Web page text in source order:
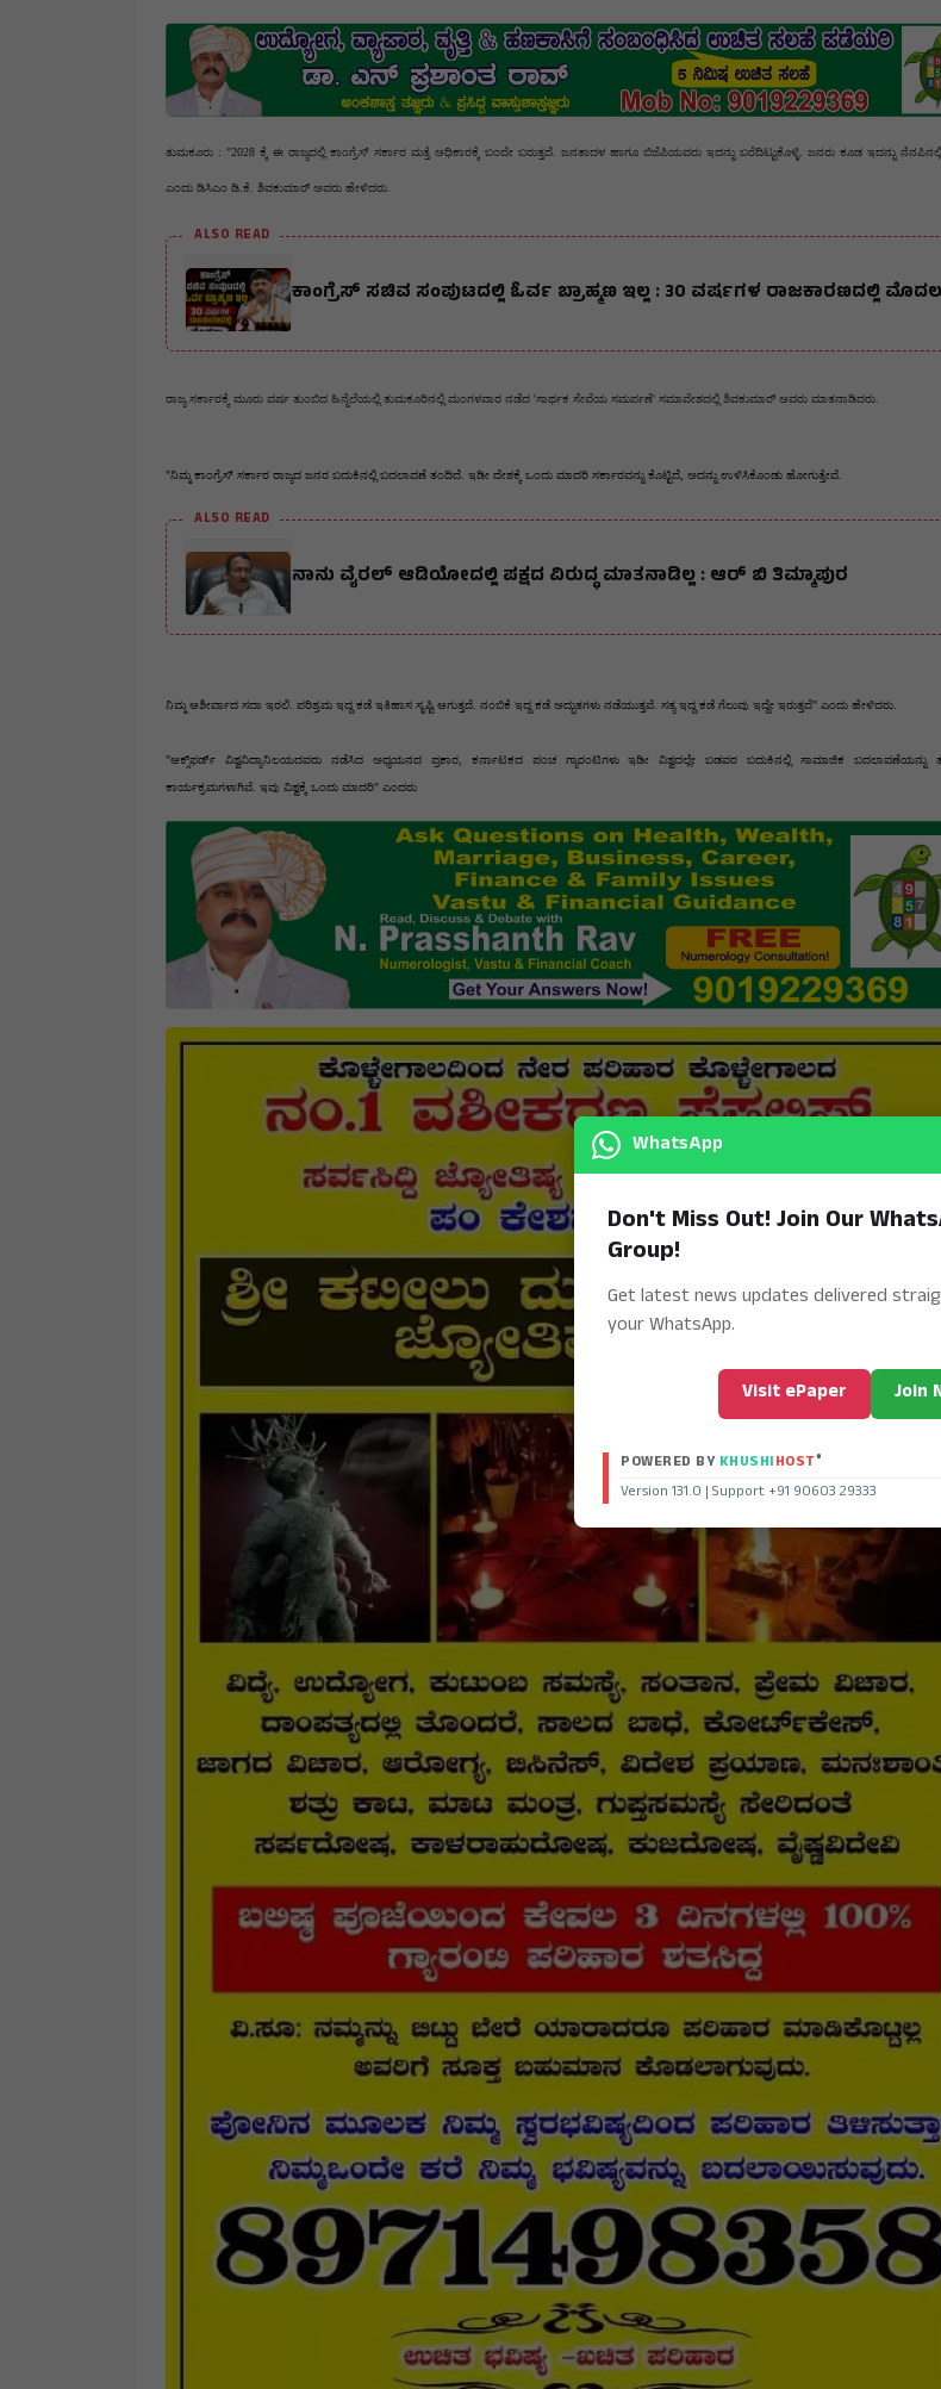
ತುಮಕೂರು : "2028 ಕ್ಕೆ ಈ ರಾಜ್ಯದಲ್ಲಿ ಕಾಂಗ್ರೆಸ್ ಸರ್ಕಾರ ಮತ್ತೆ ಅಧಿಕಾರಕ್ಕೆ ಬಂದೇ ಬರುತ್ತದೆ. ಜನತಾದಳ ಹಾಗೂ ಬಿಜೆಪಿಯವರು ಇದನ್ನು ಬರೆದಿಟ್ಟುಕೊಳ್ಳಿ‌. ಜನರು ಕೂಡ ಇದನ್ನು ನೆನಪಿನಲ್ಲಿಟ್ಟುಕೊಳ್ಳಿ"
ಎಂದು ಡಿಸಿಎಂ ಡಿ.ಕೆ‌. ಶಿವಕುಮಾರ್ ಅವರು ಹೇಳಿದರು.
ALSO READ
ಕಾಂಗ್ರೆಸ್ ಸಚಿವ ಸಂಪುಟದಲ್ಲಿ ಓರ್ವ ಬ್ರಾಹ್ಮಣ ಇಲ್ಲ : 30 ವರ್ಷಗಳ ರಾಜಕಾರಣದಲ್ಲಿ
ರಾಜ್ಯ ಸರ್ಕಾರಕ್ಕೆ ಮೂರು ವರ್ಷ ತುಂಬಿದ ಹಿನ್ನೆಲೆಯಲ್ಲಿ ತುಮಕೂರಿನಲ್ಲಿ ಮಂಗಳವಾರ ನಡೆದ 'ಸಾರ್ಥಕ ಸೇವೆಯ ಸಮರ್ಪಣೆ' ಸಮಾವೇಶದಲ್ಲಿ ಶಿವಕುಮಾರ್ ಅವರು ಮಾತನಾಡಿದರು.
"ನಿಮ್ಮ ಕಾಂಗ್ರೆಸ್ ಸರ್ಕಾರ ರಾಜ್ಯದ ಜನರ ಬದುಕಿನಲ್ಲಿ ಬದಲಾವಣೆ ತಂದಿದೆ. ಇಡೀ ದೇಶಕ್ಕೆ ಒಂದು ಮಾದರಿ ಸರ್ಕಾರವನ್ನು ಕೊಟ್ಟಿದೆ, ಅದನ್ನು ಉಳಿಸಿಕೊಂಡು ಹೋಗುತ್ತೇವೆ.
ALSO READ
ನಾನು ವೈರಲ್ ಆಡಿಯೋದಲ್ಲಿ ಪಕ್ಷದ ವಿರುದ್ಧ ಮಾತನಾಡಿಲ್ಲ : ಆರ್ ಬಿ ತಿಮ್ಮಾಪುರ
"ಆಕ್ಸ್‌ಫರ್ಡ್ ವಿಶ್ವವಿದ್ಯಾನಿಲಯದವರು ನಡೆಸಿದ ಅಧ್ಯಯನದ ಪ್ರಕಾರ, ಕರ್ನಾಟಕದ ಪಂಚ ಗ್ಯಾರಂಟಿಗಳು ಇಡೀ ವಿಶ್ವದಲ್ಲೇ ಬಡವರ ಬದುಕಿನಲ್ಲಿ ಸಾಮಾಜಿಕ ಬದಲಾವಣೆಯನ್ನು ತಂದಂತಹ
ಕಾರ್ಯಕ್ರಮಗಳಾಗಿವೆ. ಇವು ವಿಶ್ವಕ್ಕೆ ಒಂದು ಮಾದರಿ" ಎಂದರು
WhatsApp
Don't Miss Out! Join Our
Group!
Get latest news updates delivered
your WhatsApp.
Visit ePaper Join
POWERED BY KHUSHIHOST®
Version 131.0 | Support +91 90603 29333